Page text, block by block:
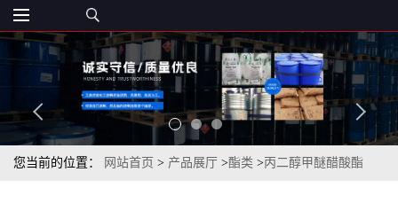
您当前的位置： 网站首页 > 产品展厅 >酯类 >丙二醇甲醚醋酸酯